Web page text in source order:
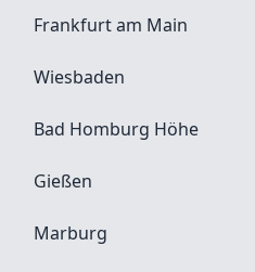
Frankfurt am Main
Wiesbaden
Bad Homburg Höhe
Gießen
Marburg